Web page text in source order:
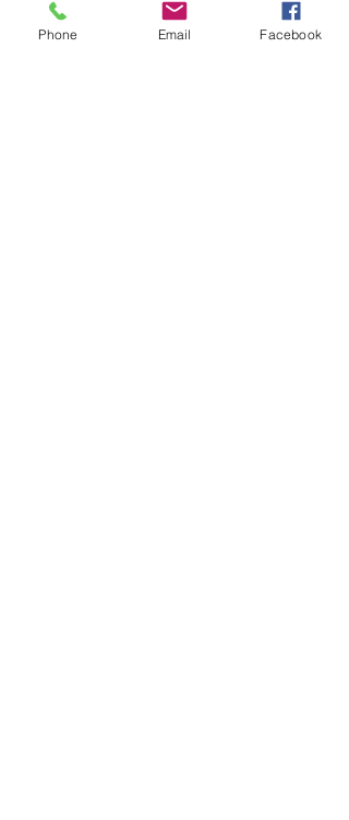
sensation douloureuse
Rééducation Pelvi-Périnéale
Phone Email Facebook